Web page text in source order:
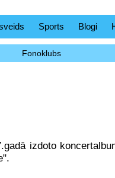
Sports Blogi
Fonoklubs
izdoto